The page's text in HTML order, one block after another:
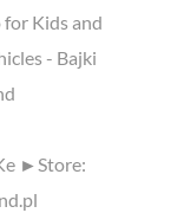
Kids and
- Bajki
►Store: